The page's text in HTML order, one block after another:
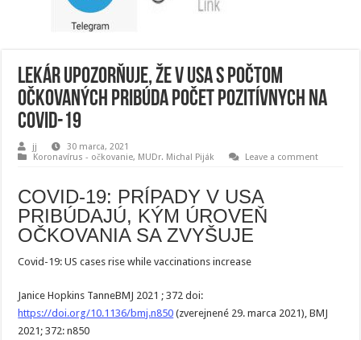
Lekár upozorňuje, že v USA s počtom
očkovaných pribúda počet pozitívnych na
COVID-19
jj
30 marca, 2021
Koronavírus - očkovanie, MUDr. Michal Piják Leave a comment
COVID-19: PRÍPADY V USA
PRIBÚDAJÚ, KÝM ÚROVEŇ
OČKOVANIA SA ZVYŠUJE
Covid-19: US cases rise while vaccinations increase
Janice Hopkins TanneBMJ 2021 ; 372 doi:
https://doi.org/10.1136/bmj.n850 (zverejnené 29. marca 2021), BMJ
2021; 372: n850